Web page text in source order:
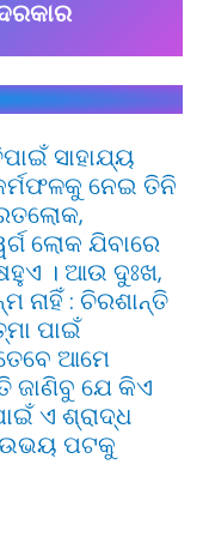
ସାହାଯ୍ୟ
ନେଇ ତିନି
ଲୋକ ଯିବାରେ
। ଆଉ ଦୁଃଖ,
ନାହିଁ : ଚିରଶାନ୍ତି
ପାଇଁ
ଆମେ
ଜାଣିବୁ ଯେ କିଏ
ଏ ଶ୍ରାଦ୍ଧ
ଉଭୟ ପଟକୁ